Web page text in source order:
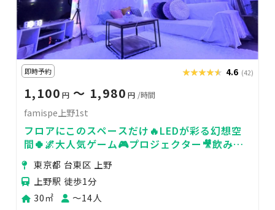
即時予約 ★★★★★
★★★★★ 4.6 (42)
1,100 円 〜 1,980 円 /時間
famispe上野1st
フロアにこのスペースだけ🔥LEDが彩る幻想空
間🍀🌌大人気ゲーム🎮プロジェクター🎥飲み会
🥂デート💕24H🏪撮影📸
東京都 台東区 上野
上野駅 徒歩1分
30㎡
〜14人